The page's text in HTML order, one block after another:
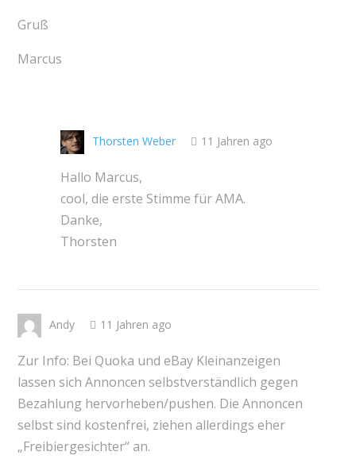
Gruß
Marcus
Thorsten Weber 11 Jahren ago
Hallo Marcus,
cool, die erste Stimme für AMA.
Danke,
Thorsten
Andy 11 Jahren ago
Zur Info: Bei Quoka und eBay Kleinanzeigen
lassen sich Annoncen selbstverständlich gegen
Bezahlung hervorheben/pushen. Die Annoncen
selbst sind kostenfrei, ziehen allerdings eher
„Freibiergesichter“ an.